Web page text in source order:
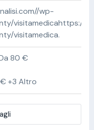
wp-
visitamedicahttps://
visitamedica.
80 €
+3 Altro